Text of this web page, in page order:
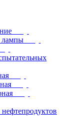
лампы